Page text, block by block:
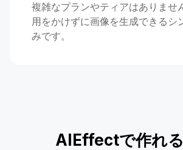
複雑なプランやティアはありませ
用をかけずに画像を生成できるシ
みです。
AIEffectで作れ